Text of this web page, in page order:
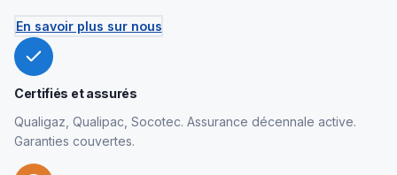
En savoir plus sur nous
Certifiés et assurés
Qualigaz, Qualipac, Socotec. Assurance décennale active.
Garanties couvertes.